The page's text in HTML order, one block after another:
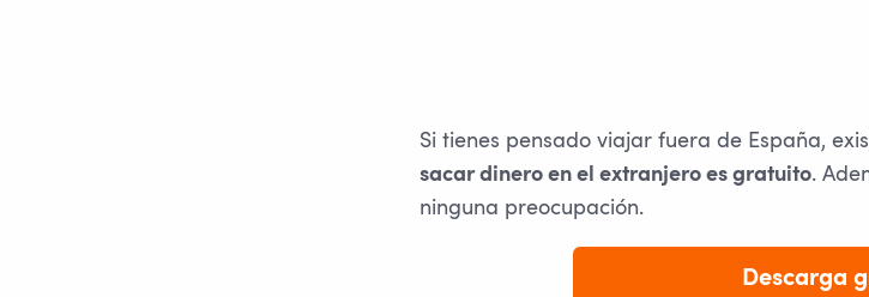
Si tienes pensado viajar fuera de España,
sacar dinero en el extranjero es gratuito.
ninguna preocupación.
Descarga